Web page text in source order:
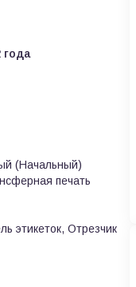
года
(Начальный)
печать
этикеток, Отрезчик